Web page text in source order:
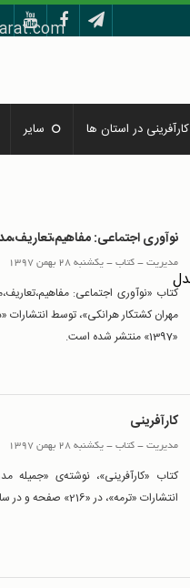
کارآفرینی در استان ها سایر
نوآوری اجتماعی:
مدیریت-کتاب-یکشنبه 28 بهمن 1397
کتاب «نوآوری اجتماعی:
«1397» منتشر شده است.
كارآفرينی
مدیریت-کتاب-یکشنبه 28 بهمن 1397
کتاب «کارآفرینی»، نوشته‌ی
انتشارات «ترمه»، در «216» صفحه و در سال «1393» منتشر شده است.